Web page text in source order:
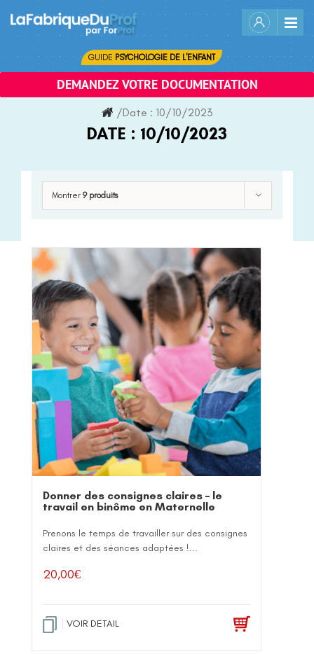
content
GUIDE PSYCHOLOGIE DE L'ENFANT
DEMANDEZ VOTRE DOCUMENTATION
/Date : 10/10/2023
DATE : 10/10/2023
Montrer 9 produits
Donner des consignes claires – le
travail en binôme en Maternelle
Prenons le temps de travailler sur des consignes
claires et des séances adaptées !...
20,00€
VOIR DETAIL